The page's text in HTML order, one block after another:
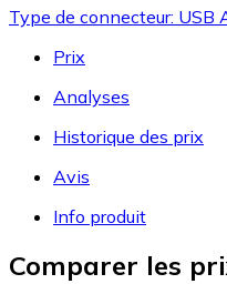
Type de connecteur: USB
Prix
Analyses
Historique des prix
Avis
Info produit
Comparer les